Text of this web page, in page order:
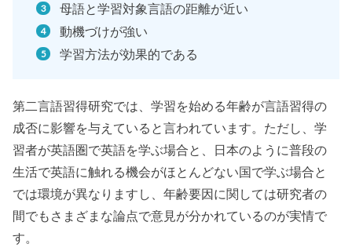
母語と学習対象言語の距離が近い
動機づけが強い
学習方法が効果的である
第二言語習得研究では、学習を始める年齢が言語習得の
成否に影響を与えていると言われています。ただし、学
習者が英語圏で英語を学ぶ場合と、日本のように普段の
生活で英語に触れる機会がほとんどない国で学ぶ場合と
では環境が異なりますし、年齢要因に関しては研究者の
間でもさまざまな論点で意見が分かれているのが実情で
す。